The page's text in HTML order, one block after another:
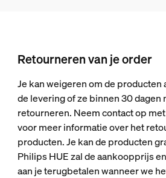
Retourneren van je order
Je kan weigeren om de producten
de levering of ze binnen 30 dagen
retourneren. Neem contact op
voor meer informatie over het
producten. Je kan de producten
Philips HUE zal de aankoopprijs
aan je terugbetalen wanneer we